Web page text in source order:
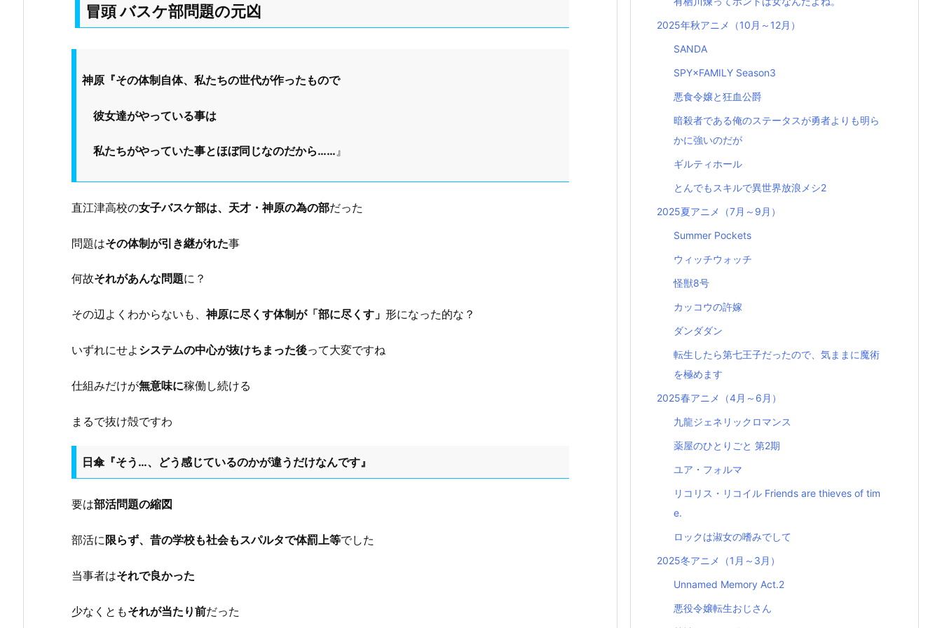
冒頭 バスケ部問題の元凶
神原『その体制自体、私たちの世代が作ったもので
彼女達がやっている事は
私たちがやっていた事とほぼ同じなのだから……』
直江津高校の女子バスケ部は、天才・神原の為の部だった
問題はその体制が引き継がれた事
何故それがあんな問題に？
その辺よくわからないも、 神原に尽くす体制が「部に尽くす」 形になった的な？
いずれにせよ システムの中心が抜けちまった後って大変ですね
仕組みだけが無意味に稼働し続ける
まるで抜け殻ですわ
日傘『そう…、どう感じているのかが違うだけなんです』
要は部活問題の縮図
部活に限らず、昔の学校も社会もスパルタで体罰上等でした
当事者はそれで良かった
少なくともそれが当たり前だった
2025年秋アニメ（10月～12月）
SANDA
SPY×FAMILY Season3
悪食令嬢と狂血公爵
暗殺者である俺のステータスが勇者よりも明ら
かに強いのだが
ギルティホール
とんでもスキルで異世界放浪メシ2
2025夏アニメ（7月～9月）
Summer Pockets
ウィッチウォッチ
怪獣8号
カッコウの許嫁
ダンダダン
転生したら第七王子だったので、気ままに魔術
を極めます
2025春アニメ（4月～6月）
九龍ジェネリックロマンス
薬屋のひとりごと 第2期
ユア・フォルマ
リコリス・リコイル Friends are thieves of tim
e.
ロックは淑女の嗜みでして
2025冬アニメ（1月～3月）
Unnamed Memory Act.2
悪役令嬢転生おじさん